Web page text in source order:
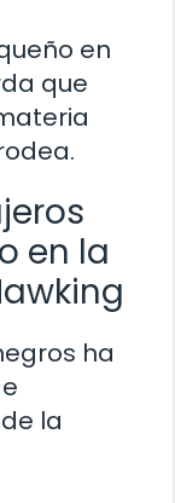
en
que
en la
ha
la